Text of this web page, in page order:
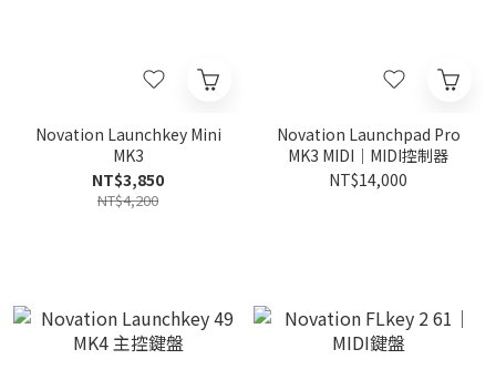
Novation Launchkey Mini
MK3
NT$3,850
NT$4,200
Novation Launchpad Pro
MK3 MIDI｜MIDI控制器
NT$14,000